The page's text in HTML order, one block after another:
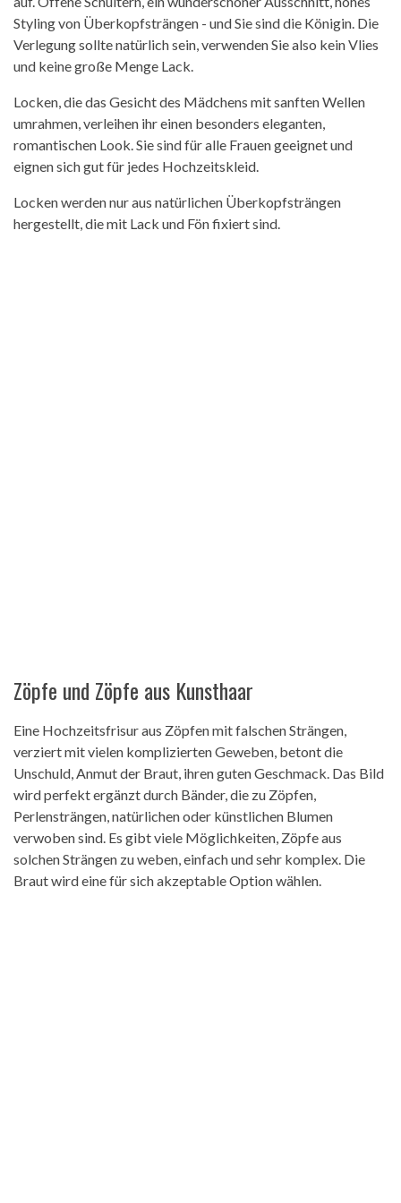
Styling von Überkopfsträngen - und Sie sind die Königin. Die
Verlegung sollte natürlich sein, verwenden Sie also kein Vlies
und keine große Menge Lack.
Locken, die das Gesicht des Mädchens mit sanften Wellen
umrahmen, verleihen ihr einen besonders eleganten,
romantischen Look. Sie sind für alle Frauen geeignet und
eignen sich gut für jedes Hochzeitskleid.
Locken werden nur aus natürlichen Überkopfsträngen
hergestellt, die mit Lack und Fön fixiert sind.
Zöpfe und Zöpfe aus Kunsthaar
Eine Hochzeitsfrisur aus Zöpfen mit falschen Strängen,
verziert mit vielen komplizierten Geweben, betont die
Unschuld, Anmut der Braut, ihren guten Geschmack. Das Bild
wird perfekt ergänzt durch Bänder, die zu Zöpfen,
Perlensträngen, natürlichen oder künstlichen Blumen
verwoben sind. Es gibt viele Möglichkeiten, Zöpfe aus
solchen Strängen zu weben, einfach und sehr komplex. Die
Braut wird eine für sich akzeptable Option wählen.